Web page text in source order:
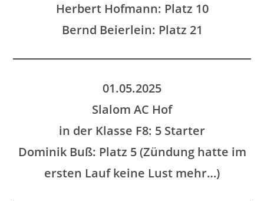
Herbert Hofmann: Platz 10
Bernd Beierlein: Platz 21
01.05.2025
Slalom AC Hof
in der Klasse F8: 5 Starter
Dominik Buß: Platz 5 (Zündung hatte im
ersten Lauf keine Lust mehr…)